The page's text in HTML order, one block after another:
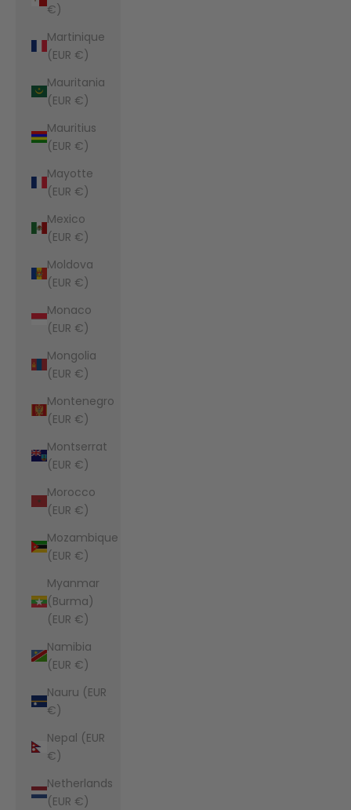
€)
Martinique
(EUR €)
Mauritania
(EUR €)
Mauritius
(EUR €)
Mayotte
(EUR €)
Mexico
(EUR €)
Moldova
(EUR €)
Monaco
(EUR €)
Mongolia
(EUR €)
Montenegro
(EUR €)
Montserrat
(EUR €)
Morocco
(EUR €)
Mozambique
(EUR €)
Myanmar
(Burma)
(EUR €)
Namibia
(EUR €)
Nauru (EUR
€)
Nepal (EUR
€)
Netherlands
(EUR €)